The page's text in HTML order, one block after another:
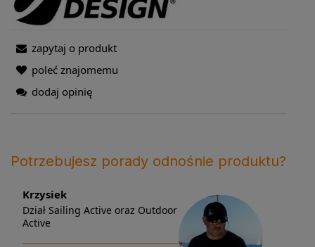
zapytaj o produkt
poleć znajomemu
dodaj opinię
Potrzebujesz porady odnośnie produktu?
Krzysiek
Dział Sailing Active oraz Outdoor
Active